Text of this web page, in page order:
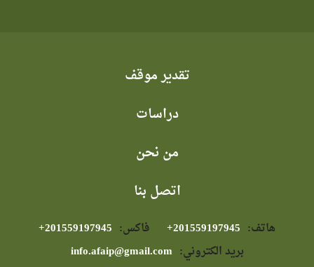
تقدير موقف
دراسات
من نحن
اتصل بنا
هاتف: فاكس:
بريد الكتروني: info.afaip@gmail.com